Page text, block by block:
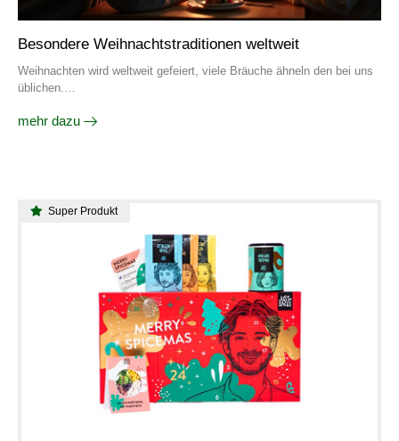
Besondere Weihnachtstraditionen weltweit
Weihnachten wird weltweit gefeiert, viele Bräuche ähneln den bei uns
üblichen.…
mehr dazu
Super Produkt